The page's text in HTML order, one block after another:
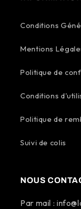
Conditions
Mentions
Politique de
Conditions
Politique de
Suivi de colis
NOUS
Par mail :